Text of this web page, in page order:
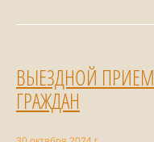
ВЫЕЗДНОЙ ПРИЕМ
ГРАЖДАН